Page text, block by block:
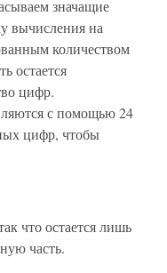
значащие
вычисления на
количеством
остается
цифр.
с помощью 24
цифр, чтобы
что остается лишь
часть.